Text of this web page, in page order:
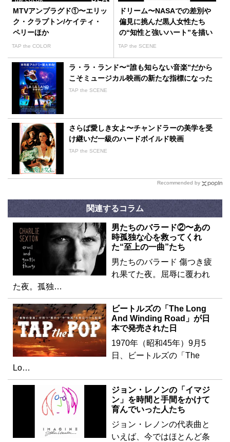
MTVアンプラグド①〜エリッ
ク・クラプトン/ケイティ・
ペリーほか
TAP the COLOR
ドリーム〜NASAでの差別や
偏見に挑んだ黒人女性たち
の“知性と強いハート”を描い
た感動作
TAP the SCENE
ラ・ラ・ランド〜“誰も知らない音楽”だから
こそミュージカル映画の新たな指標になった
TAP the SCENE
さらば愛しき女よ〜チャンドラーの美学を受
け継いだ一級のハードボイルド映画
TAP the SCENE
Recommended by
関連するコラム
男たちのバラード②〜あの
時孤独な心を救ってくれ
た“至上の一曲”たち
男たちのバラード 傷つき疲
れ果てた夜。屈辱に覆われ
た夜。孤独…
ビートルズの「The Long
And Winding Road」が日
本で発売された日
1970年（昭和45年）9月5
日、ビートルズの「The
Lo…
ジョン・レノンの「イマジ
ン」を時間と手間をかけて
育んでいった人たち
ジョン・レノンの代表曲と
いえば、今ではほとんど条